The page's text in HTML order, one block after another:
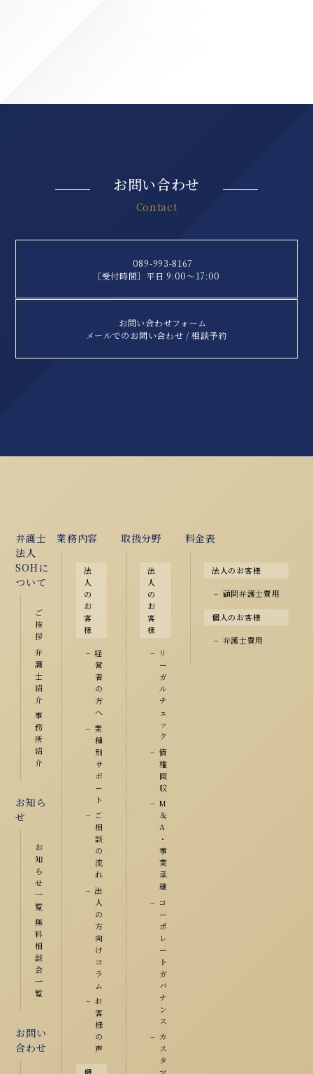
お問い合わせ
Contact
089-993-8167
［受付時間］平日 9:00〜17:00
お問い合わせフォーム
メールでのお問い合わせ / 相談予約
弁護士
法人
SOHに
ついて
ご
挨
拶
弁
護
士
紹
介
事
務
所
紹
介
お知ら
せ
お
知
ら
せ
一
覧
無
料
相
談
会
一
覧
お問い
合わせ
業務内容
法
人
の
お
客
様
経
営
者
の
方
へ
業
種
別
サ
ポ
ー
ト
ご
相
談
の
流
れ
法
人
の
方
向
け
コ
ラ
ム
お
客
様
の
声
個
取扱分野
法
人
の
お
客
様
リ
ー
ガ
ル
チ
ェ
ッ
ク
債
権
回
収
M
＆
A
・
事
業
承
継
コ
ー
ポ
レ
ー
ト
ガ
バ
ナ
ン
ス
カ
ス
タ
料金表
法人のお客様
顧問弁護士費用
個人のお客様
弁護士費用